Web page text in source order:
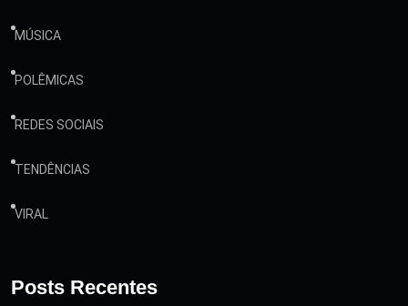
MÚSICA
POLÊMICAS
REDES SOCIAIS
TENDÊNCIAS
VIRAL
Posts Recentes